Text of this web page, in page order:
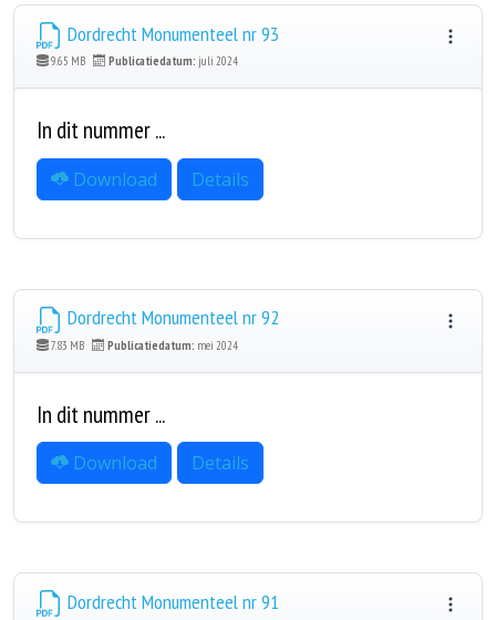
Dordrecht Monumenteel nr 93
9.65 MB Publicatiedatum: juli 2024
In dit nummer ...
Download Details
Dordrecht Monumenteel nr 92
7.83 MB Publicatiedatum: mei 2024
In dit nummer ...
Download Details
Dordrecht Monumenteel nr 91